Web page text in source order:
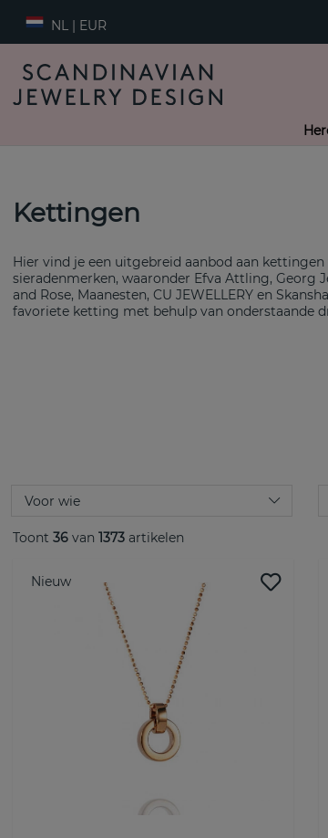
NL | EUR
Kettingen
Hier vind je een uitgebreid aanbod aan
sieradenmerken, waaronder Efva Attling, Georg
and Rose, Maanesten, CU JEWELLERY en
favoriete ketting met behulp van onderstaande
Toont 36 van 1373 artikelen
Nieuw